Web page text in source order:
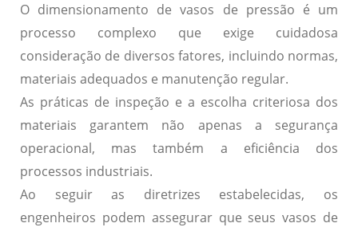
O dimensionamento de vasos de pressão é um
processo complexo que exige cuidadosa
consideração de diversos fatores, incluindo normas,
materiais adequados e manutenção regular.
As práticas de inspeção e a escolha criteriosa dos
materiais garantem não apenas a segurança
operacional, mas também a eficiência dos
processos industriais.
Ao seguir as diretrizes estabelecidas, os
engenheiros podem assegurar que seus vasos de